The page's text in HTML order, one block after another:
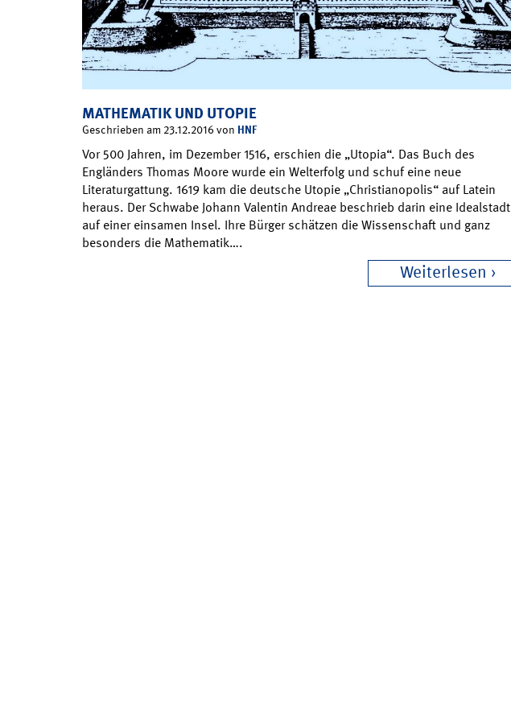
MATHEMATIK UND UTOPIE
Geschrieben am 23.12.2016 von HNF
Vor 500 Jahren, im Dezember 1516, erschien die „Utopia“. Das Buch des
Engländers Thomas Moore wurde ein Welterfolg und schuf eine neue
Literaturgattung. 1619 kam die deutsche Utopie „Christianopolis“ auf Latein
heraus. Der Schwabe Johann Valentin Andreae beschrieb darin eine Idealstadt
auf einer einsamen Insel. Ihre Bürger schätzen die Wissenschaft und ganz
besonders die Mathematik….
Weiterlesen